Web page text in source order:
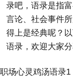
录吧，语录是指
言论、社会事件
得上是经典呢？
语录，欢迎大家分
职场心灵鸡汤语录1